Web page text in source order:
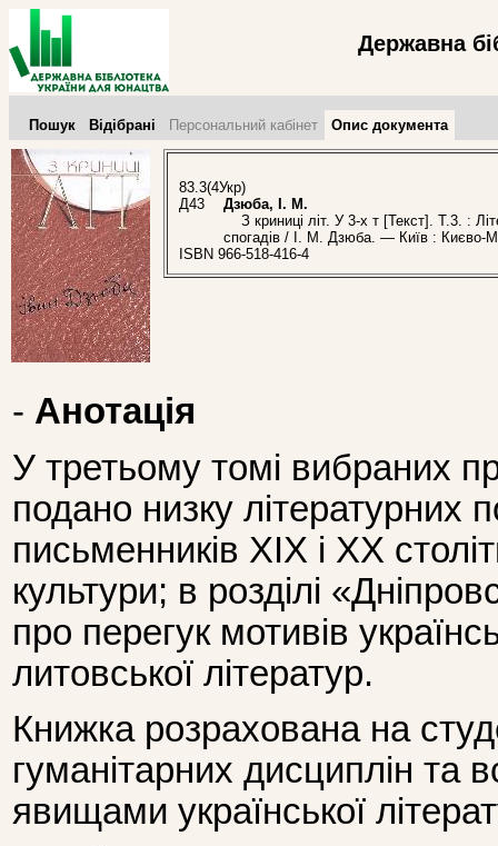
Державна
Пошук Відібрані Персональний кабінет Опис документа
83.3(4Укр)
Д43
Дзюба, І. М.
З криниці літ. У 3-х т [Текст]. Т.3. :
спогадів / І. М. Дзюба. — Київ : Києво-
ISBN 966-518-416-4
- Анотація
У третьому томі вибраних
подано низку літературних
письменників XIX і XX
культури; в розділі
про перегук мотивів
литовської літератур.
Книжка розрахована на
гуманітарних дисциплін та
явищами української